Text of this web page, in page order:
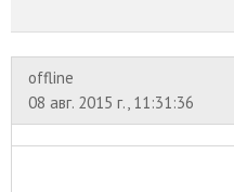
offline
08 авг. 2015 г., 11:31:36